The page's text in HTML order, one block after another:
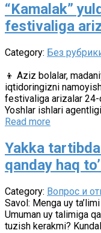
“Kamalak”
festivaliga
Category: Без
👦 Аziz bolalar,
iqtidoringizni
festivaliga arizalar 24-
Yoshlar ishlari
Read more
Yakka
qanday haq
Category: Вопрос и
Savol: Menga uy
Umuman uy talimiga
tuzish kerakmi?